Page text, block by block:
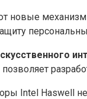
новые
Intel